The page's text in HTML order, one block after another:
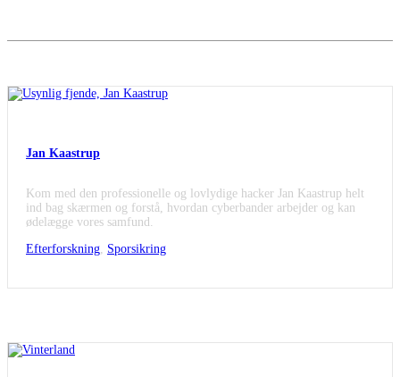
Jan Kaastrup
Kom med den professionelle og lovlydige hacker Jan Kaastrup helt
ind bag skærmen og forstå, hvordan cyberbander arbejder og kan
ødelægge vores samfund.
Efterforskning, Sporsikring